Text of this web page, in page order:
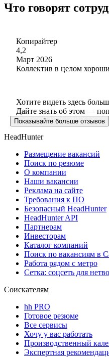
Что говорят
Копирайтер
4,2
Март 2026
Коллектив в целом
Хотите видеть здесь
Дайте знать об этом —
Показывайте больше отзывов
HeadHunter
Размещение вакансий
Поиск по резюме
О компании
Наши вакансии
Реклама на сайте
Требования к ПО
Безопасный HeadHunter
HeadHunter API
Партнерам
Инвесторам
Каталог компаний
Поиск по вакансиям в
Работа рядом с метро
Сетка: соцсеть для
Соискателям
hh PRO
Готовое резюме
Все сервисы
Хочу у вас работать
Производственный
Экспертная